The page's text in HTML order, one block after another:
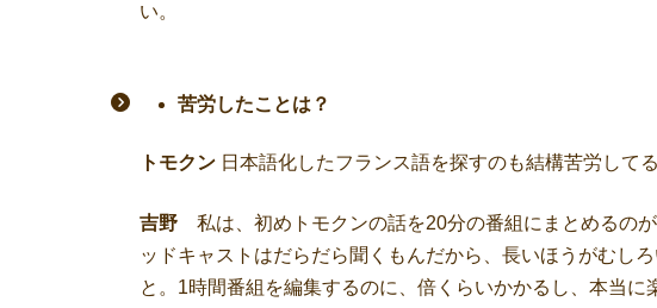
い。
苦労したことは？
トモクン 日本語化したフランス語を探すのも結構苦労してる
吉野 私は、初めトモクンの話を20分の番組にまとめるの
ッドキャストはだらだら聞くもんだから、長いほうがむし
と。1時間番組を編集するのに、倍くらいかかるし、本当に